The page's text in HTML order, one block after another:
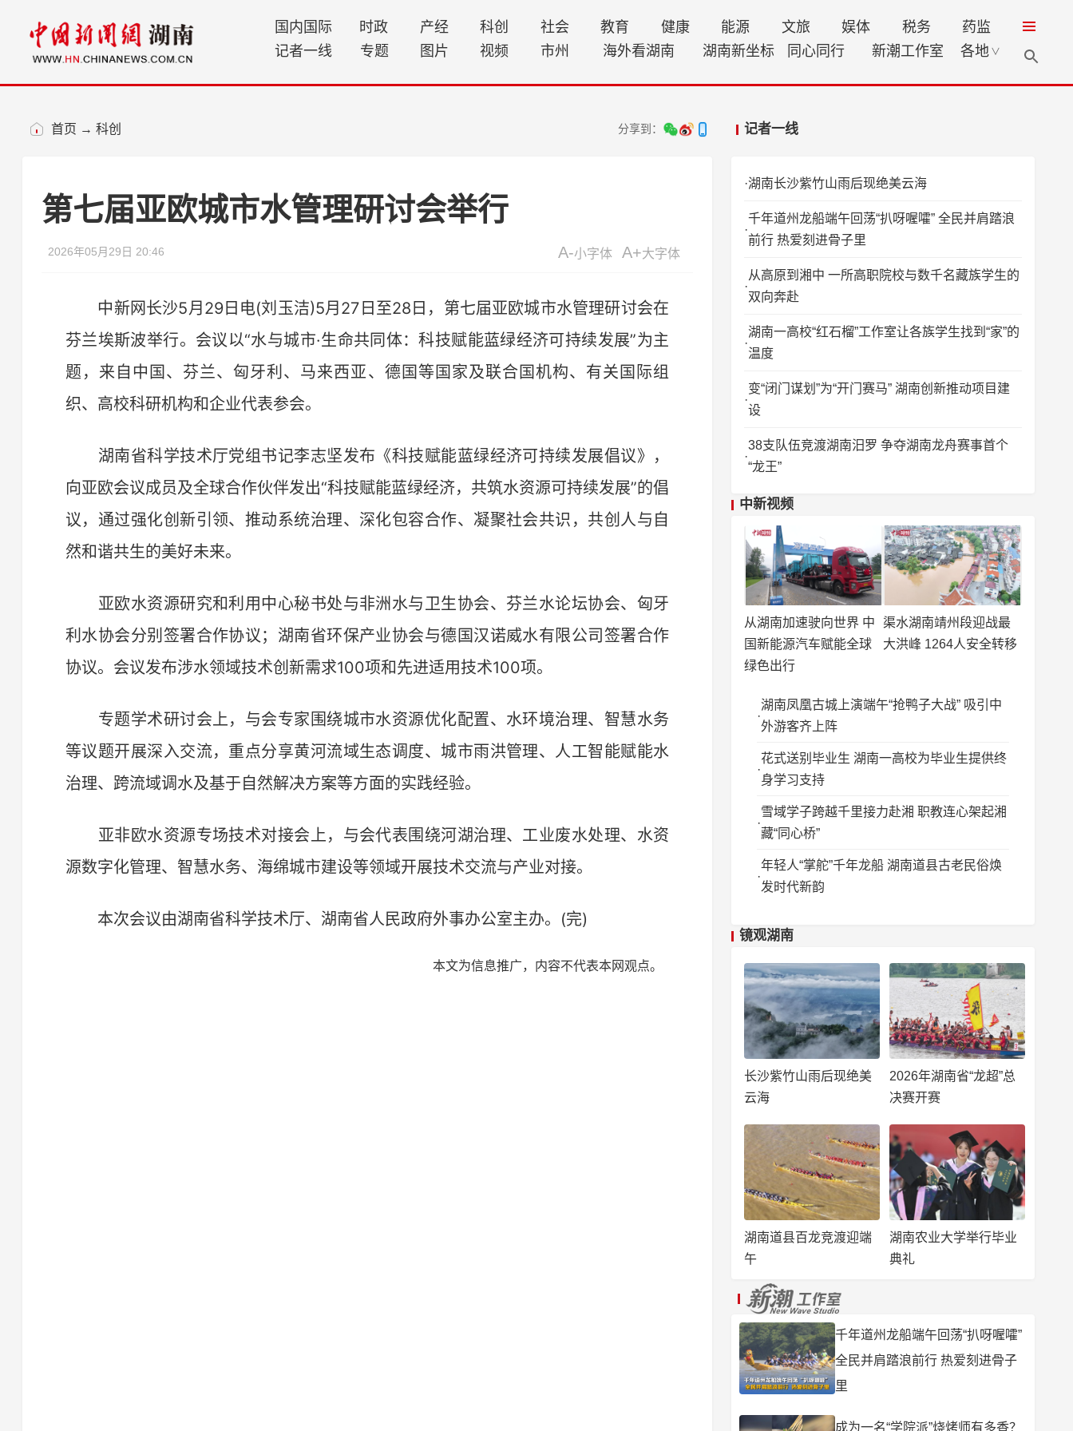
国内国际 时政 产经 科创 社会 教育 健康 能源 文旅 娱体 税务
药监
记者一线
专题 图片 视频 市州 海外看湖南 湖南新坐标 同心同行 新潮工作室 各地 ∨
首页 → 科创 分享到： 记者一线
第七届亚欧城市水管理研讨会举行
2026年05月29日 20:46 A-小字体 A+大字体
中新网长沙5月29日电(刘玉洁)5月27日至28日，第七届亚欧城市水管理研讨会在
芬兰埃斯波举行。会议以“水与城市·生命共同体：科技赋能蓝绿经济可持续发展”为主
题，来自中国、芬兰、匈牙利、马来西亚、德国等国家及联合国机构、有关国际组
织、高校科研机构和企业代表参会。
湖南省科学技术厅党组书记李志坚发布《科技赋能蓝绿经济可持续发展倡议》，
向亚欧会议成员及全球合作伙伴发出“科技赋能蓝绿经济，共筑水资源可持续发展”的倡
议，通过强化创新引领、推动系统治理、深化包容合作、凝聚社会共识，共创人与自
然和谐共生的美好未来。
亚欧水资源研究和利用中心秘书处与非洲水与卫生协会、芬兰水论坛协会、匈牙
利水协会分别签署合作协议；湖南省环保产业协会与德国汉诺威水有限公司签署合作
协议。会议发布涉水领域技术创新需求100项和先进适用技术100项。
专题学术研讨会上，与会专家围绕城市水资源优化配置、水环境治理、智慧水务
等议题开展深入交流，重点分享黄河流域生态调度、城市雨洪管理、人工智能赋能水
治理、跨流域调水及基于自然解决方案等方面的实践经验。
亚非欧水资源专场技术对接会上，与会代表围绕河湖治理、工业废水处理、水资
源数字化管理、智慧水务、海绵城市建设等领域开展技术交流与产业对接。
本次会议由湖南省科学技术厅、湖南省人民政府外事办公室主办。(完)
本文为信息推广，内容不代表本网观点。
湖南长沙紫竹山雨后现绝美云海
千年道州龙船端午回荡“扒呀喔嚯” 全民并肩踏浪
前行 热爱刻进骨子里
从高原到湘中 一所高职院校与数千名藏族学生的
双向奔赴
湖南一高校“红石榴”工作室让各族学生找到“家”的
温度
变“闭门谋划”为“开门赛马” 湖南创新推动项目建
设
38支队伍竞渡湖南汨罗 争夺湖南龙舟赛事首个
“龙王”
中新视频
从湖南加速驶向世界 中
国新能源汽车赋能全球
绿色出行
渠水湖南靖州段迎战最
大洪峰 1264人安全转移
湖南凤凰古城上演端午“抢鸭子大战” 吸引中
外游客齐上阵
花式送别毕业生 湖南一高校为毕业生提供终
身学习支持
雪域学子跨越千里接力赴湘 职教连心架起湘
藏“同心桥”
年轻人“掌舵”千年龙船 湖南道县古老民俗焕
发时代新韵
镜观湖南
长沙紫竹山雨后现绝美
云海
2026年湖南省“龙超”总
决赛开赛
湖南道县百龙竞渡迎端
午
湖南农业大学举行毕业
典礼
千年道州龙船端午回荡“扒呀喔嚯”
全民并肩踏浪前行 热爱刻进骨子
里
成为一名“学院派”烧烤师有多香？